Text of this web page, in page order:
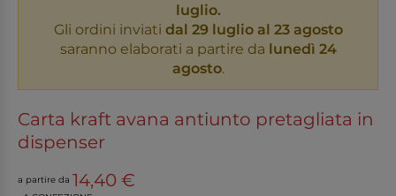
luglio.
Gli ordini inviati dal 29 luglio al 23 agosto
saranno elaborati a partire da lunedì 24
agosto.
Carta kraft avana antiunto pretagliata in
dispenser
a partire da 14,40 €